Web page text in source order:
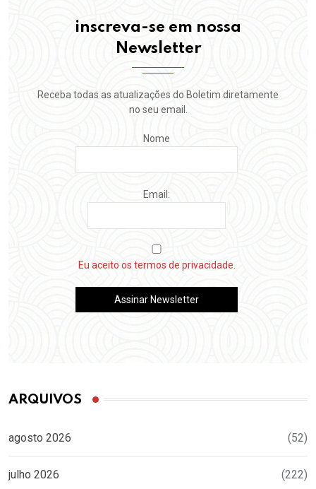
inscreva-se em nossa
Newsletter
Receba todas as atualizações do Boletim diretamente
no seu email.
Nome
Email:
Eu aceito os termos de privacidade.
ARQUIVOS
agosto 2026 (52)
julho 2026 (222)